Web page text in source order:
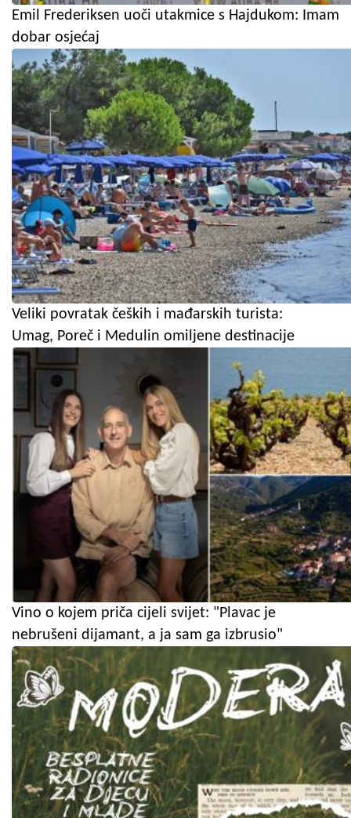
Emil Frederiksen uoči utakmice s Hajdukom: Imam
dobar osjećaj
Veliki povratak čeških i mađarskih turista:
Umag, Poreč i Medulin omiljene destinacije
Vino o kojem priča cijeli svijet: "Plavac je
nebrušeni dijamant, a ja sam ga izbrusio"